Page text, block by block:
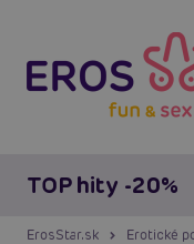
TOP hity -20%
ErosStar.sk Erotické